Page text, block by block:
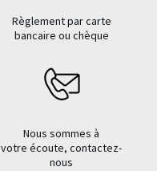
Règlement par carte
bancaire ou chèque
Nous sommes à
votre écoute, contactez-
nous